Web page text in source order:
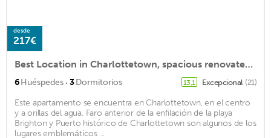
desde
217€
Best Location in Charlottetown, spacious renovated, with new deck, AC.
6Huéspedes · 3Dormitorios 13,1 Excepcional (21)
Este apartamento se encuentra en Charlottetown, en el centro
y a orillas del agua. Faro anterior de la enfilación de la playa
Brighton y Puerto histórico de Charlottetown son algunos de los
lugares emblemáticos ...